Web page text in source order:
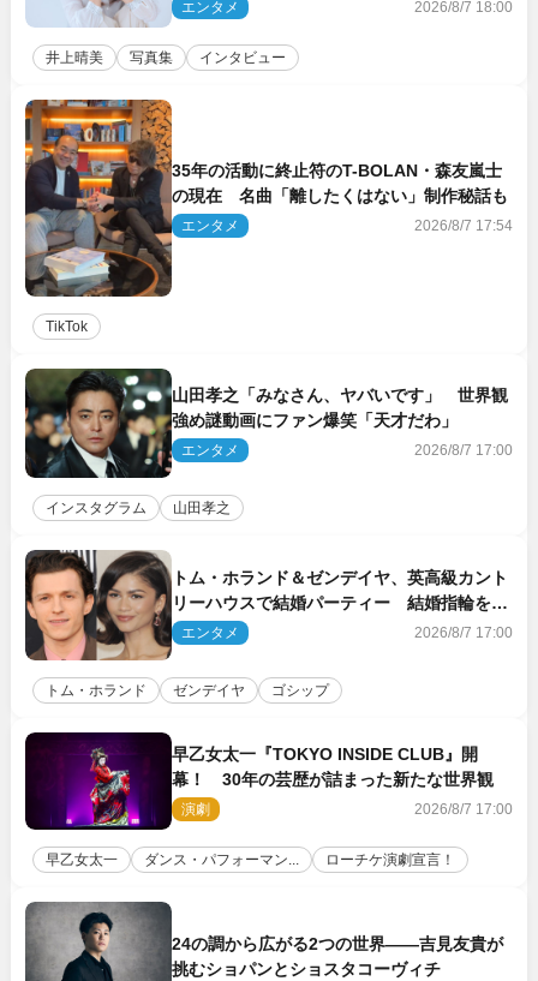
エンタメ 2026/8/7 18:00
井上晴美 写真集 インタビュー
35年の活動に終止符のT-BOLAN・森友嵐士
の現在 名曲「離したくはない」制作秘話も
エンタメ 2026/8/7 17:54
TikTok
山田孝之「みなさん、ヤバいです」 世界観
強め謎動画にファン爆笑「天才だわ」
エンタメ 2026/8/7 17:00
インスタグラム 山田孝之
トム・ホランド＆ゼンデイヤ、英高級カント
リーハウスで結婚パーティー 結婚指輪を身
に着けたトムも初キャッチ
エンタメ 2026/8/7 17:00
トム・ホランド ゼンデイヤ ゴシップ
早乙女太一『TOKYO INSIDE CLUB』開
幕！ 30年の芸歴が詰まった新たな世界観
演劇 2026/8/7 17:00
早乙女太一 ダンス・パフォーマン... ローチケ演劇宣言！
24の調から広がる2つの世界――吉見友貴が
挑むショパンとショスタコーヴィチ